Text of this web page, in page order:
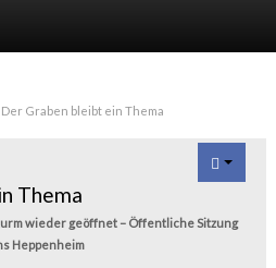
Der Graben bleibt ein Thema
Thema
wieder geöffnet – Öffentliche Sitzung
Heppenheim